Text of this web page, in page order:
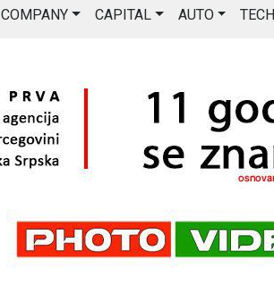
COMPANY CAPITAL AUTO TECH